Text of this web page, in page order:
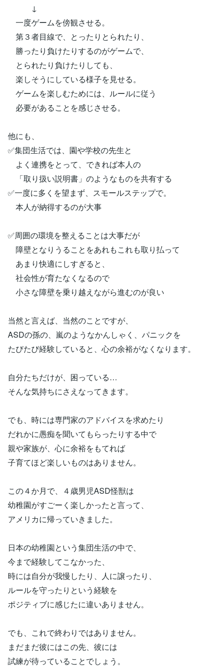
↓
一度ゲームを傍観させる。
第３者目線で、とったりとられたり、
勝ったり負けたりするのがゲームで、
とられたり負けたりしても、
楽しそうにしている様子を見せる。
ゲームを楽しむためには、ルールに従う
必要があることを感じさせる。
他にも、
✅集団生活では、園や学校の先生と
よく連携をとって、できれば本人の
「取り扱い説明書」のようなものを共有する
✅一度に多くを望まず、スモールステップで。
本人が納得するのが大事
✅周囲の環境を整えることは大事だが
障壁となりうることをあれもこれも取り払って
あまり快適にしすぎると、
社会性が育たなくなるので
小さな障壁を乗り越えながら進むのが良い
当然と言えば、当然のことですが、
ASDの孫の、嵐のようなかんしゃく、パニックを
たびたび経験していると、心の余裕がなくなります。
自分たちだけが、困っている…
そんな気持ちにさえなってきます。
でも、時には専門家のアドバイスを求めたり
だれかに愚痴を聞いてもらったりする中で
親や家族が、心に余裕をもてれば
子育てほど楽しいものはありません。
この４か月で、４歳男児ASD怪獣は
幼稚園がすごーく楽しかったと言って、
アメリカに帰っていきました。
日本の幼稚園という集団生活の中で、
今まで経験してこなかった、
時には自分が我慢したり、人に譲ったり、
ルールを守ったりという経験を
ポジティブに感じたに違いありません。
でも、これで終わりではありません。
まだまだ彼にはこの先、彼には
試練が待っていることでしょう。